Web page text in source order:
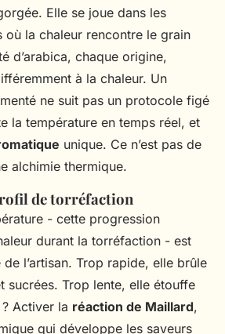
Elle se joue dans les
où la chaleur rencontre le grain
d’arabica, chaque origine,
à la chaleur. Un
ne suit pas un protocole figé
la température en temps réel, et
unique. Ce n’est pas de
alchimie thermique.
de torréfaction
- cette progression
durant la torréfaction - est
de l’artisan. Trop rapide, elle brûle
sucrées. Trop lente, elle étouffe
Activer la réaction de Maillard,
qui développe les saveurs